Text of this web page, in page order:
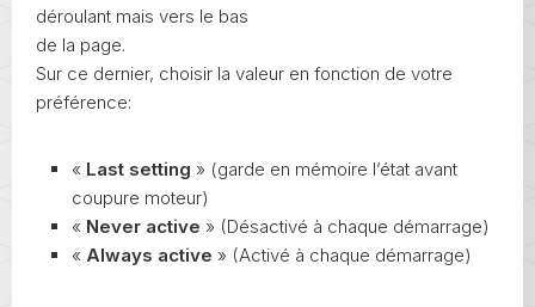
déroulant mais vers le bas
de la page.
Sur ce dernier, choisir la valeur en fonction de votre
préférence:
« Last setting » (garde en mémoire l’état avant
coupure moteur)
« Never active » (Désactivé à chaque démarrage)
« Always active » (Activé à chaque démarrage)